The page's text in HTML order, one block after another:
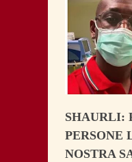
SHAURLI:
PERSONE
NOSTRA